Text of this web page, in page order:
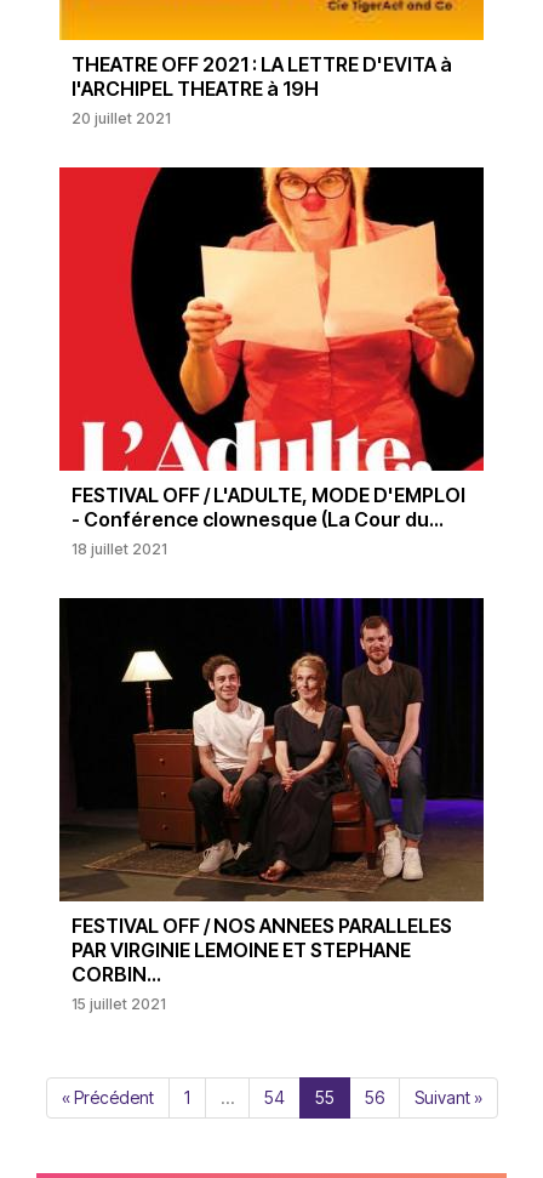
THEATRE OFF 2021 : LA LETTRE D'EVITA à
l'ARCHIPEL THEATRE à 19H
20 juillet 2021
FESTIVAL OFF / L'ADULTE, MODE D'EMPLOI
- Conférence clownesque (La Cour du...
18 juillet 2021
FESTIVAL OFF / NOS ANNEES PARALLELES
PAR VIRGINIE LEMOINE ET STEPHANE
CORBIN...
15 juillet 2021
« Précédent 1 … 54 55 56 Suivant »